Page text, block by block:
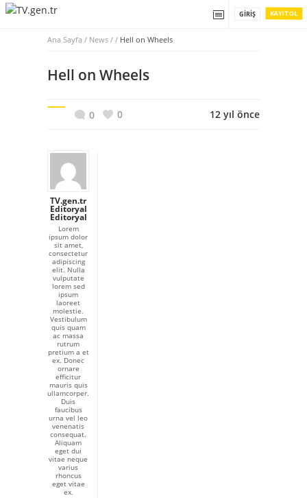
KAYIT OL
GIRIŞ
Ana Sayfa / News / / Hell on Wheels
Hell on Wheels
0 0 12 yıl önce
TV.gen.tr
Editoryal
Editoryal
Lorem
ipsum dolor
sit amet,
consectetur
adipiscing
elit. Nulla
vulputate
lorem sed
ipsum
laoreet
molestie.
Vestibulum
quis quam
ac massa
rutrum
pretium a et
ex. Donec
ornare
efficitur
mauris quis
ullamcorper.
Duis
faucibus
urna vel leo
venenatis
consequat.
Aliquam
eget dui
vitae neque
varius
rhoncus
eget vitae
ex.